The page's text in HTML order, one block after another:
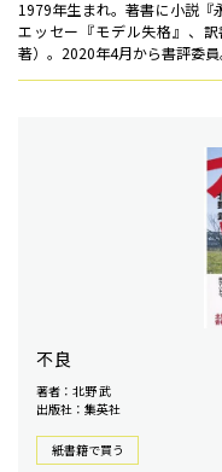
1979年生まれ。著書に小説『
エッセー『モデル失格』、
著）。2020年4月から書評委員
不良
著者：北野 武
出版社：集英社
紙書籍で買う